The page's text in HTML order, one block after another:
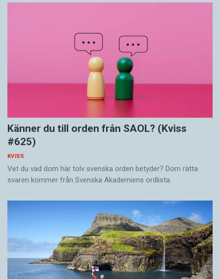
Känner du till orden från SAOL? (Kviss
#625)
KVISS
Vet du vad dom här tolv svenska orden betyder? Dom rätta
svaren kommer från Svenska Akademiens ordlista.